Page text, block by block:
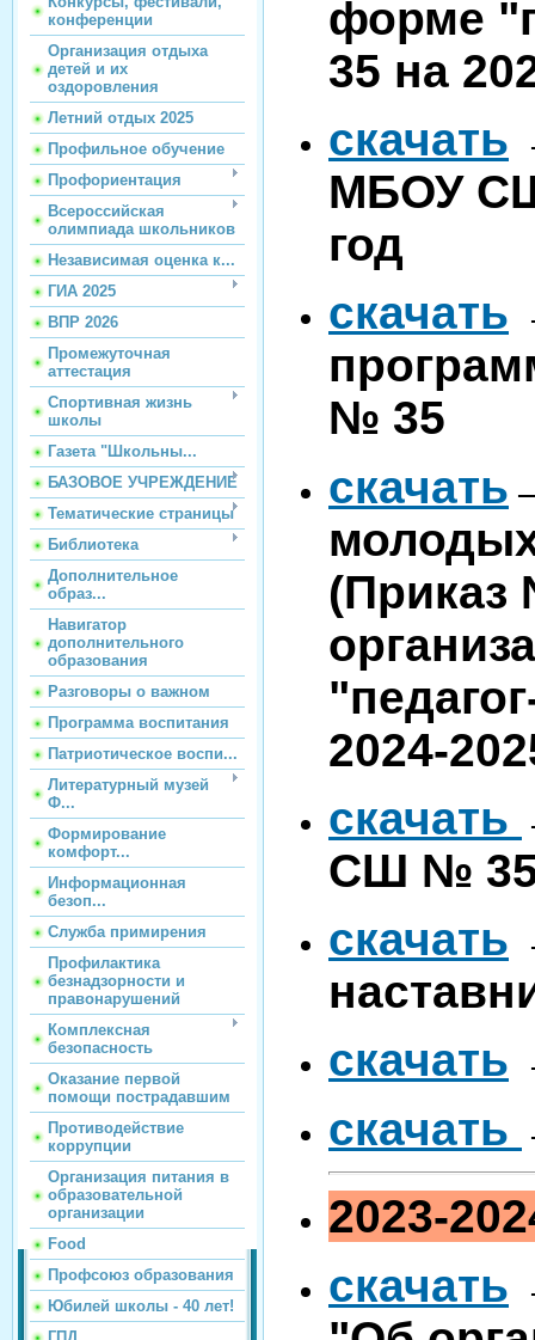
конференции
Организация отдыха
детей и их
оздоровления
Летний отдых 2025
Профильное обучение
Профориентация
Всероссийская
олимпиада школьников
Независимая оценка к...
ГИА 2025
ВПР 2026
Промежуточная
аттестация
Спортивная жизнь
школы
Газета "Школьны...
БАЗОВОЕ УЧРЕЖДЕНИЕ
Тематические страницы
Библиотека
Дополнительное
образ...
Навигатор
дополнительного
образования
Разговоры о важном
Программа воспитания
Патриотическое воспи...
Литературный музей
Ф...
Формирование
комфорт...
Информационная
безоп...
Служба примирения
Профилактика
безнадзорности и
правонарушений
Комплексная
безопасность
Оказание первой
помощи пострадавшим
Противодействие
коррупции
Организация питания в
образовательной
организации
Food
Профсоюз образования
Юбилей школы - 40 лет!
форме
35 на
скачать
МБОУ
год
скачать
№ 35
скачать
(Приказ
2024-
скачать
СШ № 35
скачать
скачать
скачать
2023-
скачать